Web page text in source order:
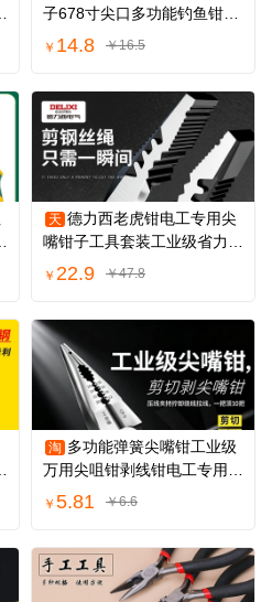
子678寸尖口多功能钓鱼钳钳
手工尖嘴小钳
￥ 14.8 ￥16.5
天 德力西老虎钳电工专用尖
嘴钳子工具套装工业级省力剪
钢丝钳手虎口
￥ 22.9 ￥47.8
淘 多功能弹簧尖嘴钳工业级
万用尖咀钳剥线钳电工专用9
寸手钳子工具
￥ 5.81 ￥6.6